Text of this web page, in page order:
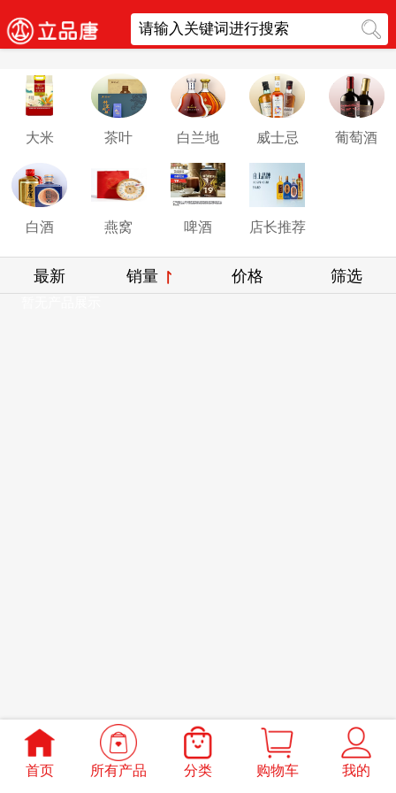
大米 茶叶 白兰地 威士忌 葡萄酒
白酒 燕窝 啤酒 店长推荐
最新 销量 价格 筛选
首页 所有产品 分类 购物车 我的